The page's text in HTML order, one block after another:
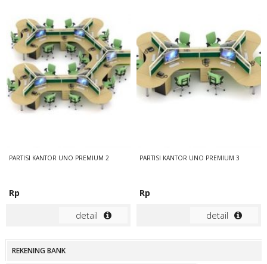
PARTISI KANTOR UNO PREMIUM 2
Rp
detail
PARTISI KANTOR UNO PREMIUM 3
Rp
detail
REKENING BANK